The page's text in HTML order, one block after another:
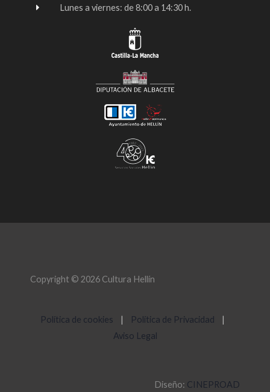
Lunes a viernes: de 8:00 a 14:30 h.
Copyright © 2026 Cultura Hellín
Política de cookies | Política de Privacidad
|
Aviso Legal
Diseño: CINEPROAD